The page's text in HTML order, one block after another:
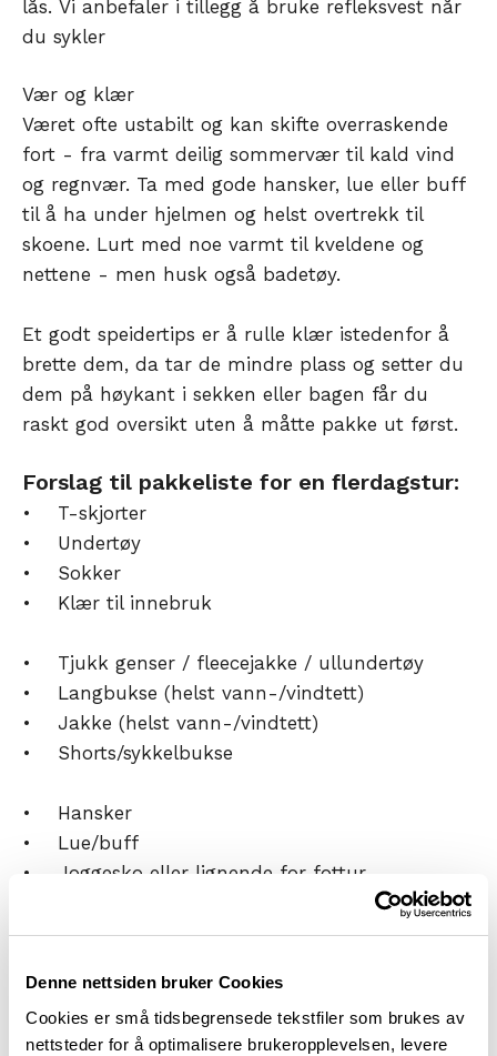
Denne nettsiden bruker Cookies
Cookies er små tidsbegrensede tekstfiler som brukes av
nettsteder for å optimalisere brukeropplevelsen, levere
lås. Vi anbefaler i tillegg å bruke refleksvest når
du sykler
Vær og klær
Været ofte ustabilt og kan skifte overraskende
fort - fra varmt deilig sommervær til kald vind
og regnvær. Ta med gode hansker, lue eller buff
til å ha under hjelmen og helst overtrekk til
skoene. Lurt med noe varmt til kveldene og
nettene - men husk også badetøy.
Et godt speidertips er å rulle klær istedenfor å
brette dem, da tar de mindre plass og setter du
dem på høykant i sekken eller bagen får du
raskt god oversikt uten å måtte pakke ut først.
Forslag til pakkeliste for en flerdagstur:
• T-skjorter
• Undertøy
• Sokker
• Klær til innebruk
• Tjukk genser / fleecejakke / ullundertøy
• Langbukse (helst vann-/vindtett)
• Jakke (helst vann-/vindtett)
• Shorts/sykkelbukse
• Hansker
• Lue/buff
• Joggesko eller lignende for fottur
• Toalettsaker
• Litt toalettpapir